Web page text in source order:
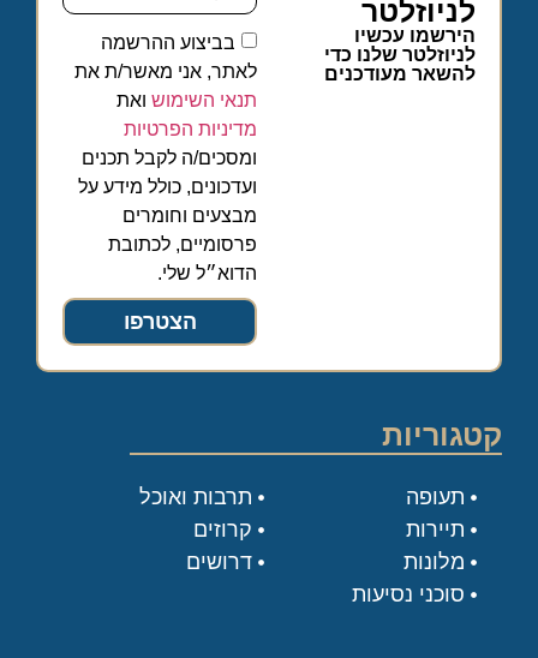
לניוזלטר
הירשמו עכשיו
לניוזלטר שלנו כדי
להשאר מעודכנים
בביצוע ההרשמה
לאתר, אני מאשר/ת את
תנאי השימוש ואת
מדיניות הפרטיות
ומסכים/ה לקבל תכנים
ועדכונים, כולל מידע על
מבצעים וחומרים
פרסומיים, לכתובת
הדוא״ל שלי.
הצטרפו
קטגוריות
תעופה
תיירות
מלונות
סוכני נסיעות
תרבות ואוכל
קרוזים
דרושים